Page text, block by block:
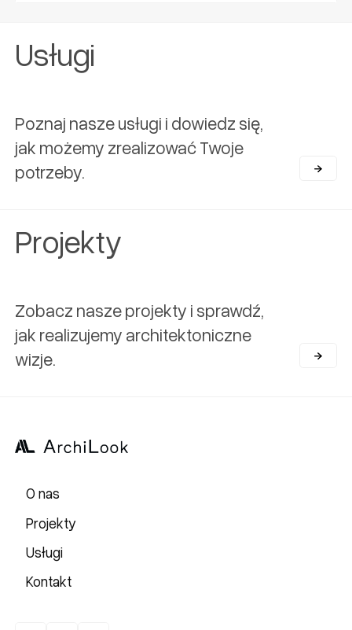
Usługi
Poznaj nasze usługi i dowiedz się,
jak możemy zrealizować Twoje
potrzeby.
Projekty
Zobacz nasze projekty i sprawdź,
jak realizujemy architektoniczne
wizje.
O nas
Projekty
Usługi
Kontakt